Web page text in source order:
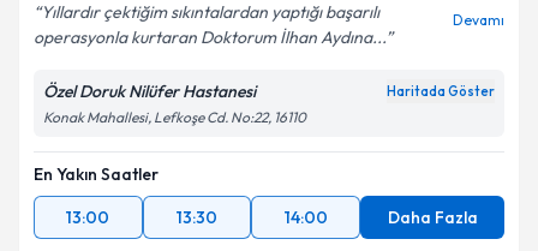
Yıllardır çektiğim sıkıntalardan yaptığı başarılı
operasyonla kurtaran Doktorum İlhan Aydına...
Devamı
Özel Doruk Nilüfer Hastanesi Haritada Göster
Konak Mahallesi, Lefkoşe Cd. No:22, 16110
En Yakın Saatler
13:00
13:30 14:00 Daha Fazla